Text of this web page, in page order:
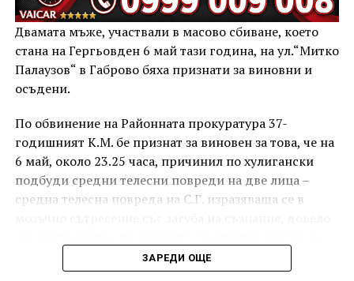
Двамата мъже, участвали в масово сбиване, което
стана на Гергьовден 6 май тази година, на ул.“Митко
Палаузов“ в Габрово бяха признати за виновни и
осъдени.
По обвинение на Районната прокуратура 37-
годишният К.М. бе признат за виновен за това, че на
6 май, около 23.25 часа, причинил по хулигански
подбуди средни телесни повреди на две лица –
средна телесна повреда на С.Г. изразяваща се в
живота, и лека телесна повреда на Х.С., която бе с
порезна рана на петия пръст на дясната ръка,
ЗАРЕДИ ОЩЕ